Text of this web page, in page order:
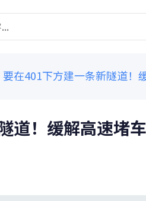
在401下方建一条新隧道！
道！缓解高速堵